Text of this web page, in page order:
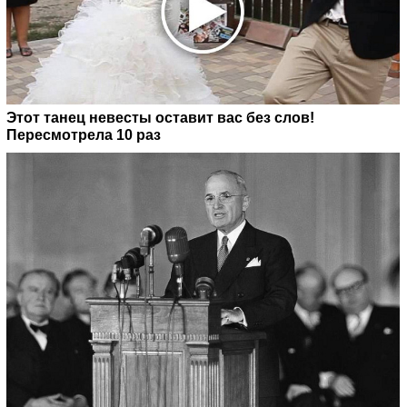
Этот танец невесты оставит вас без слов!
Пересмотрела 10 раз